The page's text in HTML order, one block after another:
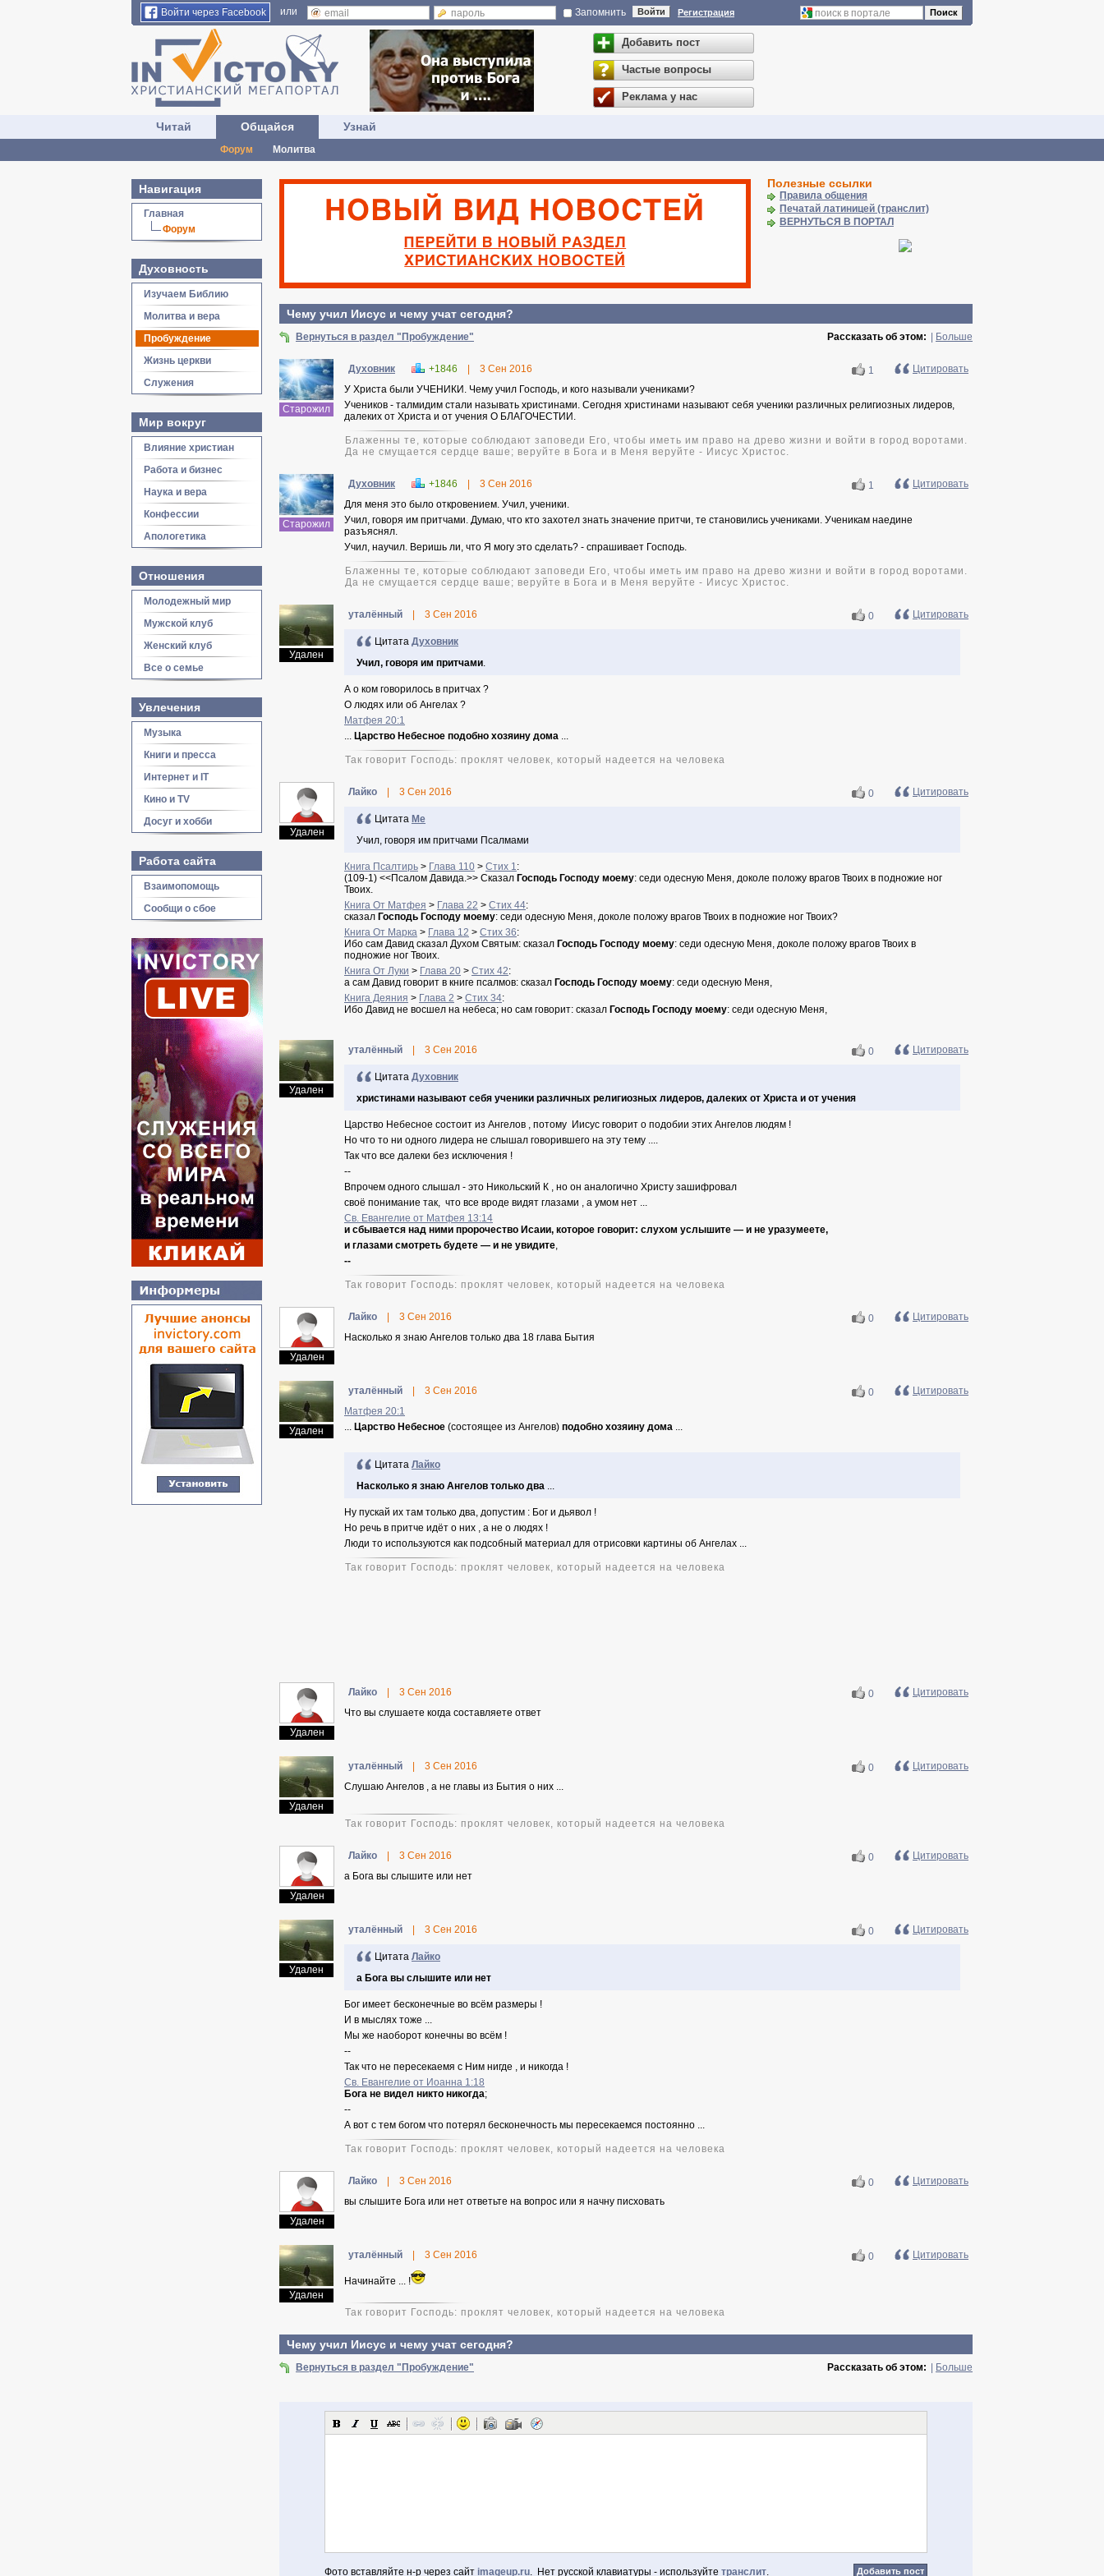
Войти через Facebook или Запомнить Войти Регистрация Поиск
Добавить пост
Частые вопросы
Реклама у нас
Читай Общайся
Форум Молитва
Узнай
Навигация
Главная
Форум
Духовность
Изучаем Библию
Молитва и вера
Пробуждение
Жизнь церкви
Служения
Мир вокруг
Влияние христиан
Работа и бизнес
Наука и вера
Конфессии
Апологетика
Отношения
Молодежный мир
Мужской клуб
Женский клуб
Все о семье
Увлечения
Музыка
Книги и пресса
Интернет и IT
Кино и TV
Досуг и хобби
Работа сайта
Взаимопомощь
Сообщи о сбое
Полезные ссылки
Правила общения
Печатай латиницей (транслит)
ВЕРНУТЬСЯ В ПОРТАЛ
Чему учил Иисус и чему учат сегодня?
Вернуться в раздел "Пробуждение" Больше
Рассказать об этом:
Старожил
Духовник +1846 3 Сен 2016 1
Цитировать
У Христа были УЧЕНИКИ. Чему учил Господь, и кого называли учениками?
Учеников - талмидим стали называть христинами. Сегодня христинами называют себя ученики различных религиозных лидеров,
далеких от Христа и от учения О БЛАГОЧЕСТИИ.
Блаженны те, которые соблюдают заповеди Его, чтобы иметь им право на древо жизни и войти в город воротами.
Да не смущается сердце ваше; веруйте в Бога и в Меня веруйте - Иисус Христос.
Старожил
Духовник +1846 3 Сен 2016 1
Цитировать
Для меня это было откровением. Учил, ученики.
Учил, говоря им притчами. Думаю, что кто захотел знать значение притчи, те становились учениками. Ученикам наедине
разъяснял.
Учил, научил. Веришь ли, что Я могу это сделать? - спрашивает Господь.
Блаженны те, которые соблюдают заповеди Его, чтобы иметь им право на древо жизни и войти в город воротами.
Да не смущается сердце ваше; веруйте в Бога и в Меня веруйте - Иисус Христос.
Удален
уталённый 3 Сен 2016 0 Цитировать
Цитата Духовник
Учил, говоря им притчами.
А о ком говорилось в притчах ?
О людях или об Ангелах ?
Матфея 20:1
... Царство Небесное подобно хозяину дома ...
Так говорит Господь: проклят человек, который надеется на человека
Удален
Лайко 3 Сен 2016 0 Цитировать
Цитата Ме
Учил, говоря им притчами Псалмами
Книга Псалтирь > Глава 110 > Стих 1:
(109-1) <<Псалом Давида.>> Сказал Господь Господу моему: седи одесную Меня, доколе положу врагов Твоих в подножие ног
Твоих.
Книга От Матфея > Глава 22 > Стих 44:
сказал Господь Господу моему: седи одесную Меня, доколе положу врагов Твоих в подножие ног Твоих?
Книга От Марка > Глава 12 > Стих 36:
Ибо сам Давид сказал Духом Святым: сказал Господь Господу моему: седи одесную Меня, доколе положу врагов Твоих в
подножие ног Твоих.
Книга От Луки > Глава 20 > Стих 42:
а сам Давид говорит в книге псалмов: сказал Господь Господу моему: седи одесную Меня,
Книга Деяния > Глава 2 > Стих 34:
Ибо Давид не восшел на небеса; но сам говорит: сказал Господь Господу моему: седи одесную Меня,
Удален
уталённый 3 Сен 2016 0 Цитировать
Цитата Духовник
христинами называют себя ученики различных религиозных лидеров, далеких от Христа и от учения
Царство Небесное состоит из Ангелов , потому Иисус говорит о подобии этих Ангелов людям !
Но что то ни одного лидера не слышал говорившего на эту тему ....
Так что все далеки без исключения !
--
Впрочем одного слышал - это Никольский К , но он аналогично Христу зашифровал
своё понимание так, что все вроде видят глазами , а умом нет ...
Св. Евангелие от Матфея 13:14
и сбывается над ними пророчество Исаии, которое говорит: слухом услышите — и не уразумеете,
и глазами смотреть будете — и не увидите,
--
Так говорит Господь: проклят человек, который надеется на человека
Удален
Лайко 3 Сен 2016 0
Цитировать
Насколько я знаю Ангелов только два 18 глава Бытия
Удален
уталённый 3 Сен 2016 0
Цитировать
Матфея 20:1
... Царство Небесное (состоящее из Ангелов) подобно хозяину дома ...
Цитата Лайко
Насколько я знаю Ангелов только два ...
Ну пускай их там только два, допустим : Бог и дьявол !
Но речь в притче идёт о них , а не о людях !
Люди то используются как подсобный материал для отрисовки картины об Ангелах ...
Так говорит Господь: проклят человек, который надеется на человека
Удален
Лайко 3 Сен 2016 0
Цитировать
Что вы слушаете когда составляете ответ
Удален
уталённый 3 Сен 2016 0
Цитировать
Слушаю Ангелов , а не главы из Бытия о них ...
Так говорит Господь: проклят человек, который надеется на человека
Удален
Лайко 3 Сен 2016 0
Цитировать
а Бога вы слышите или нет
Удален
уталённый 3 Сен 2016 0 Цитировать
Цитата Лайко
а Бога вы слышите или нет
Бог имеет бесконечные во всём размеры !
И в мыслях тоже ...
Мы же наоборот конечны во всём !
--
Так что не пересекаемя с Ним нигде , и никогда !
Св. Евангелие от Иоанна 1:18
Бога не видел никто никогда;
--
А вот с тем богом что потерял бесконечность мы пересекаемся постоянно ...
Так говорит Господь: проклят человек, который надеется на человека
Удален
Лайко 3 Сен 2016 0
Цитировать
вы слышите Бога или нет ответьте на вопрос или я начну писховать
Удален
уталённый 3 Сен 2016 0 Цитировать
Начинайте ... !
Так говорит Господь: проклят человек, который надеется на человека
Чему учил Иисус и чему учат сегодня?
Вернуться в раздел "Пробуждение" Больше
Рассказать об этом:
Фото вставляйте н-р через сайт imageup.ru. Нет русской клавиатуры - используйте транслит.